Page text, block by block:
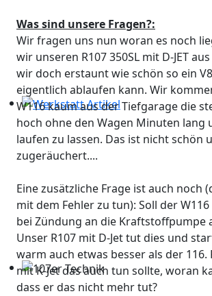
Werkstatt Artikel
107er Technik
Was sind unsere Fragen?:
Wir fragen uns nun woran es noch
wir unseren R107 350SL mit D-JET
wir doch erstaunt wie schön so ein
eigentlich ablaufen kann. Wir
W116 kaum aus der Tiefgarage die
hoch ohne den Wagen Minuten lang
laufen zu lassen. Das ist nicht schön
zugeräuchert....
Eine zusätzliche Frage ist auch noch
mit dem Fehler zu tun): Soll der
bei Zündung an die Kraftstoffpumpe
Unser R107 mit D-Jet tut dies und
warm auch etwas besser als der 116.
mit K-Jet das auch tun sollte, woran
dass er das nicht mehr tut?